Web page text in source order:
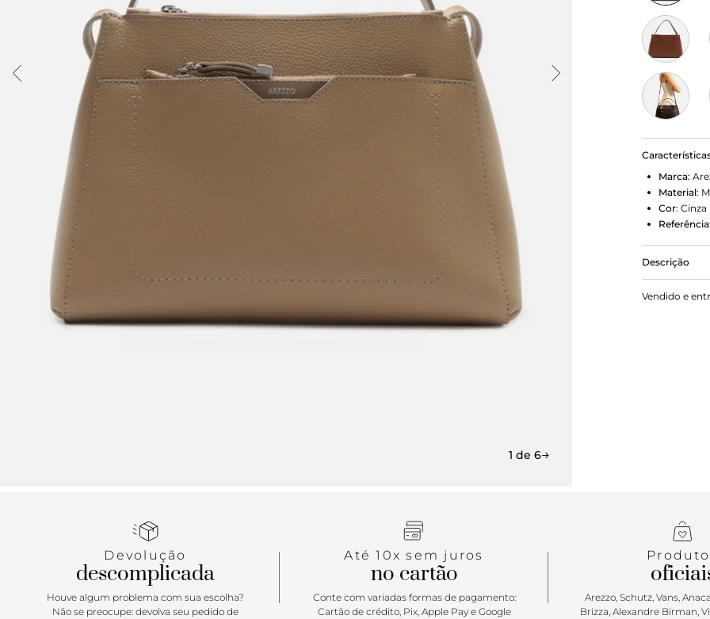
1 de 6
Marca:
Material:
Cor: Cinza
Referência:
Descrição
Bolsa tote
Vendido e
Devolução
descomplicada
Houve algum problema com sua escolha?
Não se preocupe: devolva seu pedido de
Até 10x sem juros
no cartão
Conte com variadas formas de pagamento:
Cartão de crédito, Pix, Apple Pay e Google
Arezzo, Schutz, Vans,
Brizza, Alexandre Birman,